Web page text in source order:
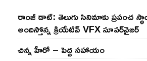
రాంజీ డాట్: తెలుగు సినిమాకు ప్రపంచ
అందిస్తోన్న క్రియేటివ్ VFX సూపర్‌వైజర్
చిన్న హీరో – పెద్ద సహాయం